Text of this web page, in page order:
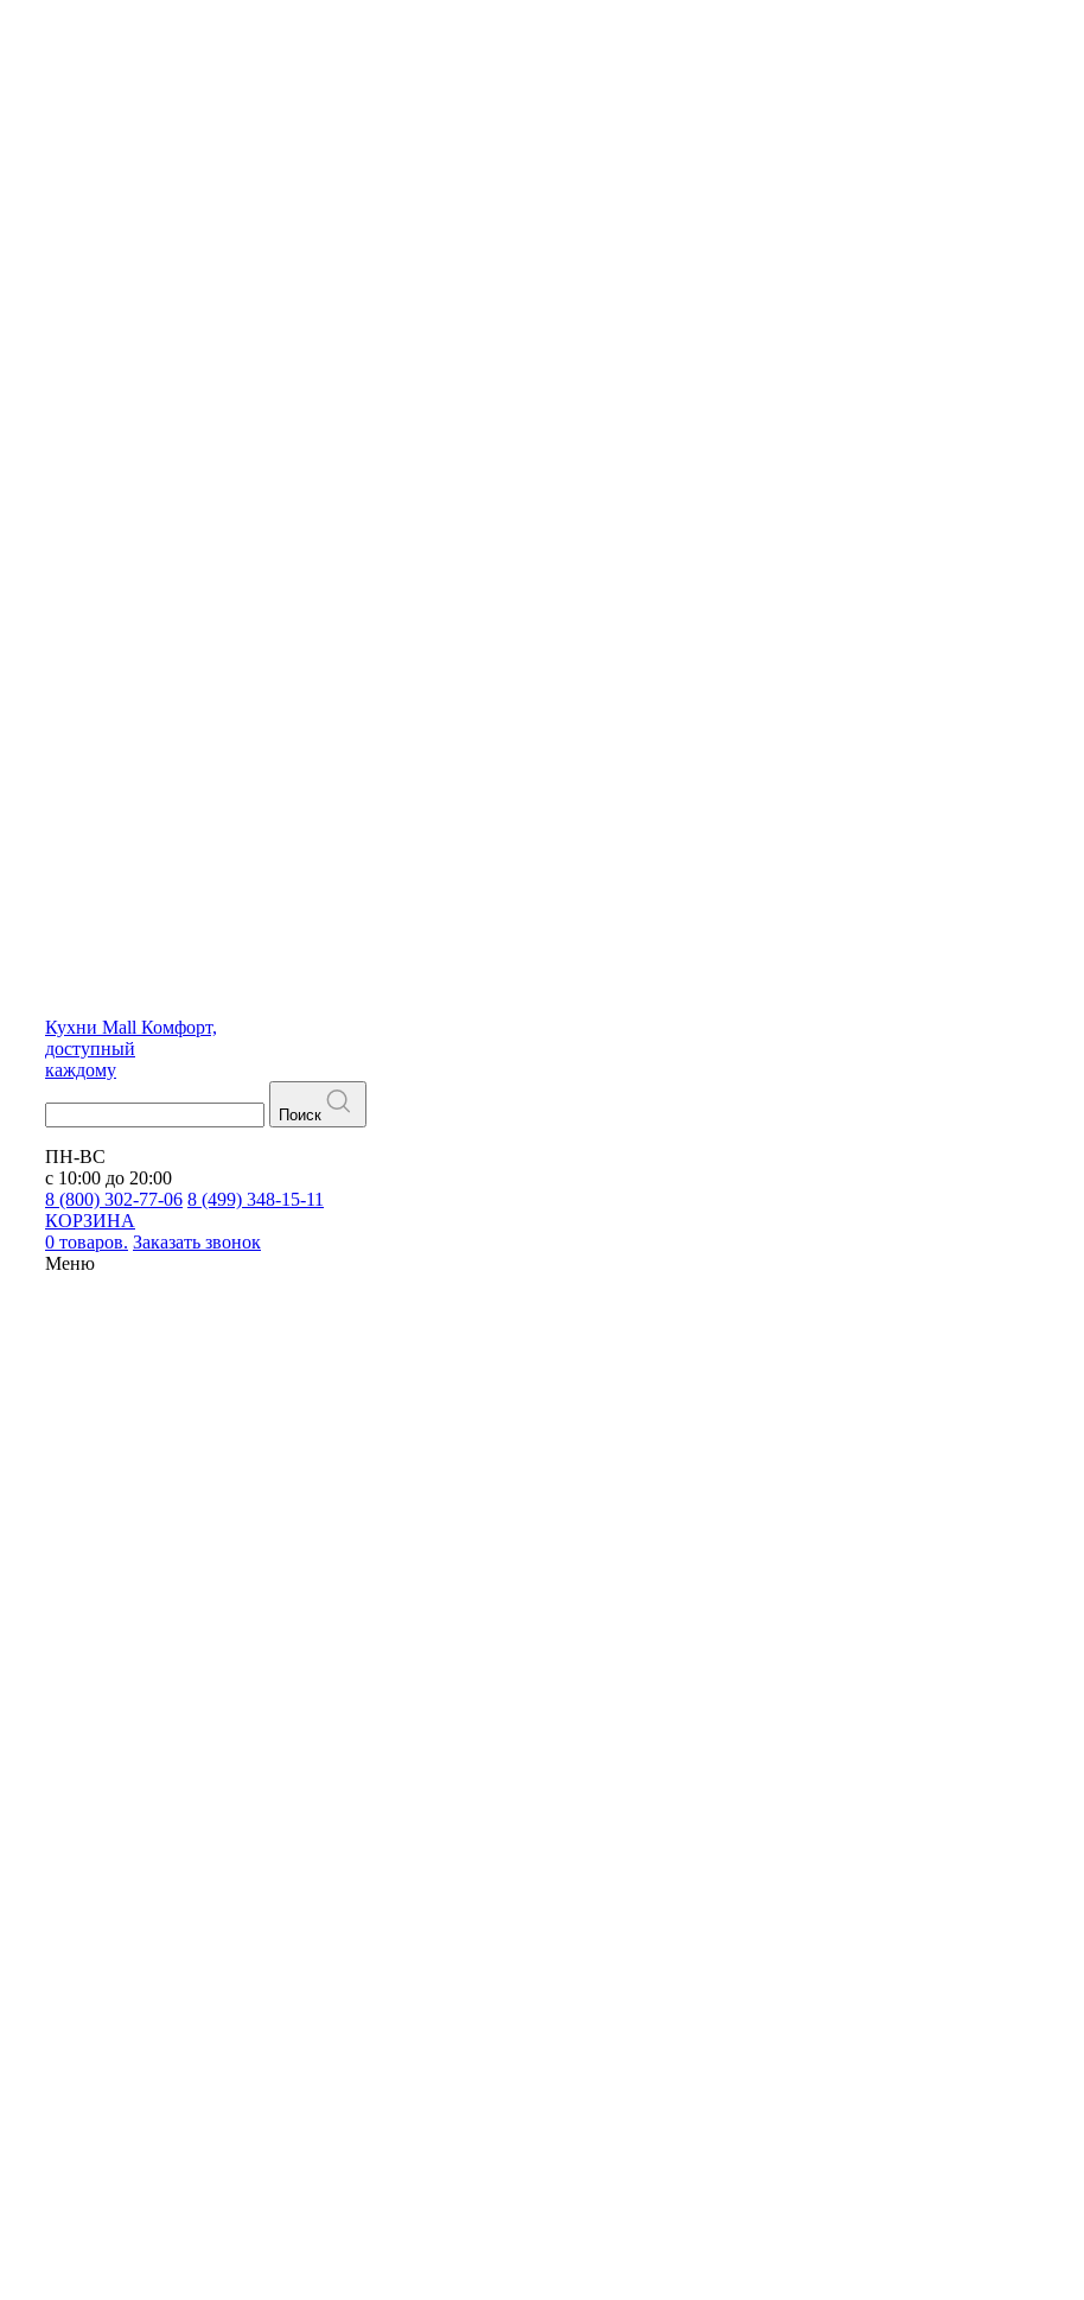
Кухни Mall Комфорт,
доступный
каждому
Поиск
ПН-ВС
с 10:00 до 20:00
8 (800) 302-77-06 8 (499) 348-15-11
КОРЗИНА
0 товаров. Заказать звонок
Меню